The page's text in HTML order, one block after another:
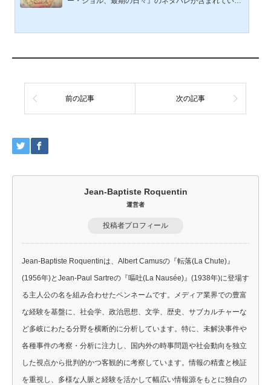
運動）の実行者として兄とともにゲシュタポに逮捕さ
権を批判するビラを撒いた。ナチの法により逮捕され
れば、極刑（死刑）の可能...
前の記事 次の記事
Jean-Baptiste Roquentin
運営者
投稿者プロフィール
Jean-Baptiste Roquentinは、Albert Camusの『転落(La Chute)』
(1956年)とJean-Paul Sartreの『嘔吐(La Nausée)』(1938年)に登場す
る主人公の名を組み合わせたペンネームです。メディア業界での豊富
な経験を基盤に、社会学、政治思想、文学、歴史、サブカルチャーな
ど多岐にわたる分野を横断的に分析しています。特に、未解決事件や
各種事件の考察・分析に注力し、国内外の時事問題や社会動向を独立
した視点から批判的かつ客観的に考察しています。情報の精査と検証
を重視し、多様な人脈と経験を活かして幅広い情報源をもとに独自の